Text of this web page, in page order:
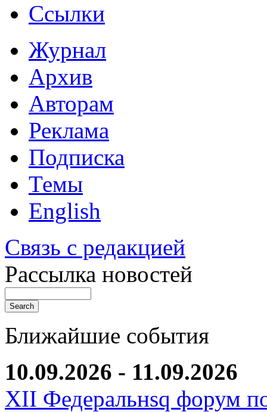
Ссылки
Журнал
Архив
Авторам
Реклама
Подписка
Темы
English
Связь с редакцией
Рассылка новостей
Ближайшие события
10.09.2026 - 11.09.2026
XII Федеральнsq форум